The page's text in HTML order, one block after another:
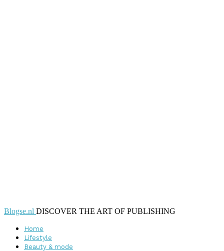
Blogse.nl DISCOVER THE ART OF PUBLISHING
Home
Lifestyle
Beauty & mode